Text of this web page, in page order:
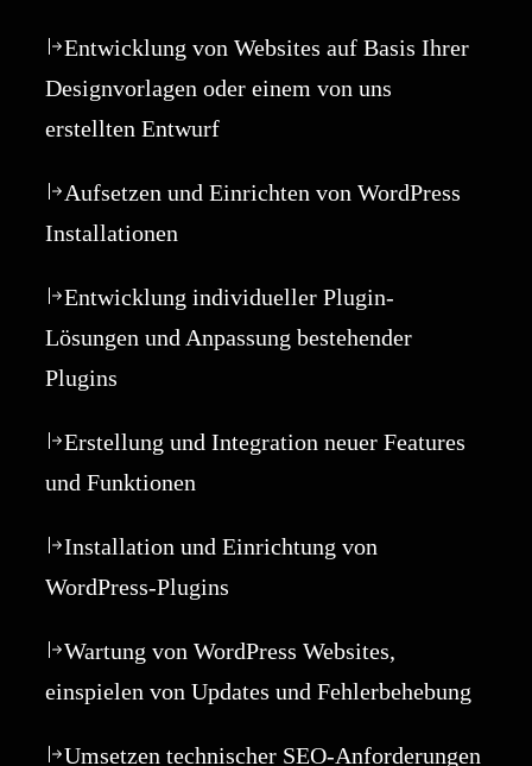
Entwicklung von Websites auf Basis Ihrer
Designvorlagen oder einem von uns
erstellten Entwurf
Aufsetzen und Einrichten von WordPress
Installationen
Entwicklung individueller Plugin-
Lösungen und Anpassung bestehender
Plugins
Erstellung und Integration neuer Features
und Funktionen
Installation und Einrichtung von
WordPress-Plugins
Wartung von WordPress Websites,
einspielen von Updates und Fehlerbehebung
Umsetzen technischer SEO-Anforderungen